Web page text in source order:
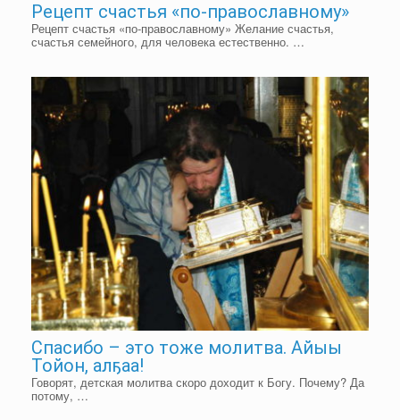
Рецепт счастья «по-православному»
Рецепт счастья «по-православному» Желание счастья,
счастья семейного, для человека естественно. …
Спасибо – это тоже молитва. Айыы
Тойон, алҕаа!
Говорят, детская молитва скоро доходит к Богу. Почему? Да
потому, …